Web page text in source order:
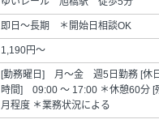
即日～長期 ＊開始日相談OK
1,190円～
[勤務曜日] 月～金 週5日勤務 [休
時間] 09:00 ～ 17:00 ＊休憩60分
月程度 ＊業務状況による